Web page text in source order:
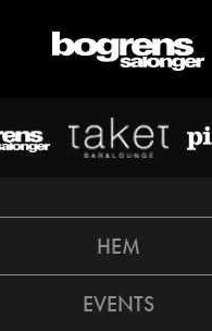
HEM
EVENTS